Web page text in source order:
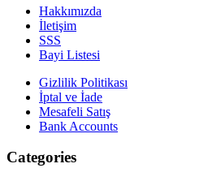
Hakkımızda
İletişim
SSS
Bayi Listesi
Gizlilik Politikası
İptal ve İade
Mesafeli Satış
Bank Accounts
Categories